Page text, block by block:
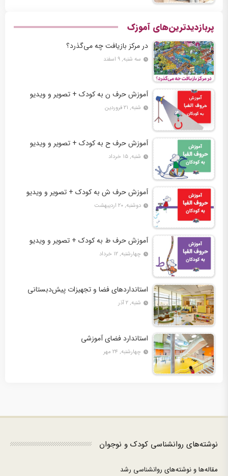
پربازدیدترین‌های آموزک
در مرکز بازیافت چه می‌گذرد؟
سه شنبه, ۹ اسفند
آموزش حرف ن به کودک + تصویر و ویدیو
شنبه, ۲۱ فروردین
آموزش حرف ح به کودک + تصویر و ویدیو
شنبه, ۱۵ خرداد
آموزش حرف ش به کودک + تصویر و ویدیو
دوشنبه, ۲۰ اردیبهشت
آموزش حرف ط به کودک + تصویر و ویدیو
چهارشنبه, ۱۲ خرداد
استانداردهای فضا و تجهیزات پیش‌دبستانی
شنبه, ۲ آذر
استاندارد فضای آموزشی
چهارشنبه, ۲۴ مهر
نوشته‌های روانشناسی کودک و نوجوان
مقاله‌ها و نوشته‌های روانشناسی رشد